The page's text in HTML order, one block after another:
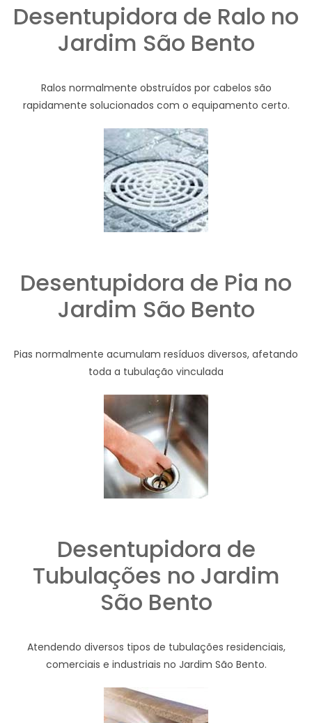
Desentupidora de Ralo no
Jardim São Bento
Ralos normalmente obstruídos por cabelos são
rapidamente solucionados com o equipamento certo.
Desentupidora de Pia no
Jardim São Bento
Pias normalmente acumulam resíduos diversos, afetando
toda a tubulação vinculada
Desentupidora de
Tubulações no Jardim
São Bento
Atendendo diversos tipos de tubulações residenciais,
comerciais e industriais no Jardim São Bento.